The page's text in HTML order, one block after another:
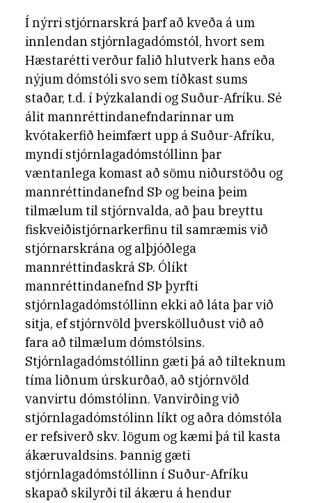
Í nýrri stjórnarskrá þarf að kveða á um
innlendan stjórnlagadómstól, hvort sem
Hæstarétti verður falið hlutverk hans eða
nýjum dómstóli svo sem tíðkast sums
staðar, t.d. í Þýzkalandi og Suður-Afríku. Sé
álit mannréttindanefndarinnar um
kvótakerfið heimfært upp á Suður-Afríku,
myndi stjórnlagadómstóllinn þar
væntanlega komast að sömu niðurstöðu og
mannréttindanefnd SÞ og beina þeim
tilmælum til stjórnvalda, að þau breyttu
fiskveiðistjórnarkerfinu til samræmis við
stjórnarskrána og alþjóðlega
mannréttindaskrá SÞ. Ólíkt
mannréttindanefnd SÞ þyrfti
stjórnlagadómstóllinn ekki að láta þar við
sitja, ef stjórnvöld þverskölluðust við að
fara að tilmælum dómstólsins.
Stjórnlagadómstóllinn gæti þá að tilteknum
tíma liðnum úrskurðað, að stjórnvöld
vanvirtu dómstólinn. Vanvirðing við
stjórnlagadómstólinn líkt og aðra dómstóla
er refsiverð skv. lögum og kæmi þá til kasta
ákæruvaldsins. Þannig gæti
stjórnlagadómstóllinn í Suður-Afríku
skapað skilyrði til ákæru á hendur